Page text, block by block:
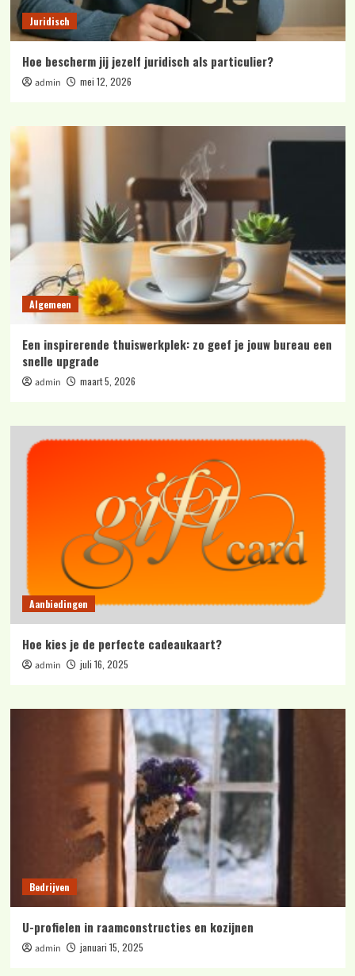
Juridisch
Hoe bescherm jij jezelf juridisch als particulier?
admin mei 12, 2026
Algemeen
Een inspirerende thuiswerkplek: zo geef je jouw bureau een
snelle upgrade
admin maart 5, 2026
Aanbiedingen
Hoe kies je de perfecte cadeaukaart?
admin juli 16, 2025
Bedrijven
U-profielen in raamconstructies en kozijnen
admin januari 15, 2025